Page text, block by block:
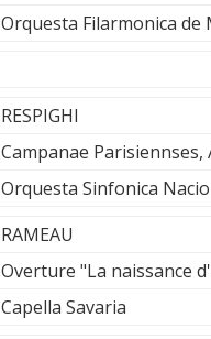
Orquesta Filarmonica
RESPIGHI
Campanae Parisiennses,
Orquesta Sinfonica
RAMEAU
Overture "La naissance
Capella Savaria